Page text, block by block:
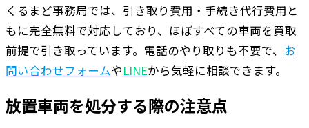
くるまど事務局では、引き取り費用・手続き代行費用と
もに完全無料で対応しており、ほぼすべての車両を買取
前提で引き取っています。電話のやり取りも不要で、 お
問い合わせフォームやLINEから気軽に相談できます。
放置車両を処分する際の注意点